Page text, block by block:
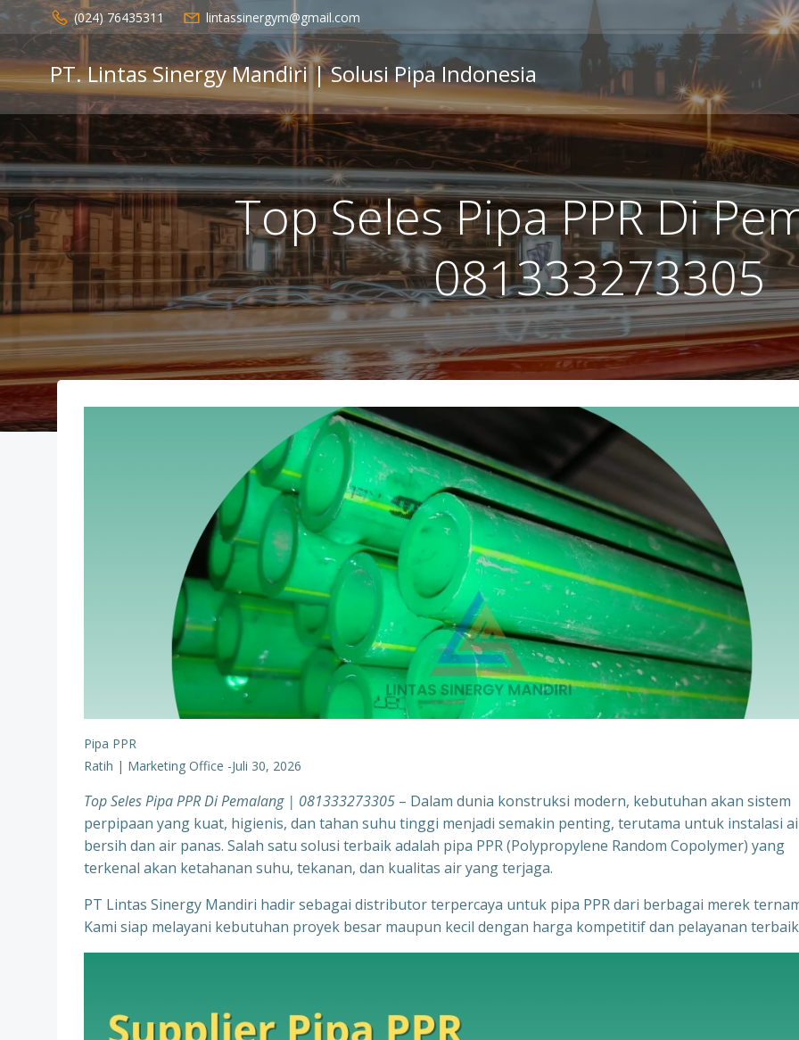
Skip
to
content
(024) 76435311 lintassinergym@gmail.com
PT. Lintas Sinergy Mandiri | Solusi Pipa Indonesia
Top Seles Pipa PPR Di
081333273305
Pipa PPR
Ratih | Marketing Office -Juli 30, 2026
Top Seles Pipa PPR Di Pemalang | 081333273305 – Dalam dunia konstruksi modern, kebutuhan akan sistem
perpipaan yang kuat, higienis, dan tahan suhu tinggi menjadi semakin penting, terutama untuk instalasi
bersih dan air panas. Salah satu solusi terbaik adalah pipa PPR (Polypropylene Random Copolymer) yang
terkenal akan ketahanan suhu, tekanan, dan kualitas air yang terjaga.
PT Lintas Sinergy Mandiri hadir sebagai distributor terpercaya untuk pipa PPR dari berbagai merek
Kami siap melayani kebutuhan proyek besar maupun kecil dengan harga kompetitif dan pelayanan